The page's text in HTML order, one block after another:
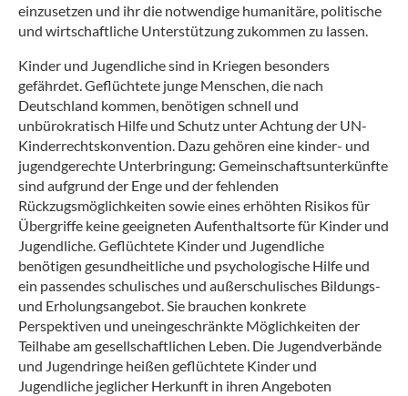
einzusetzen und ihr die notwendige humanitäre, politische
und wirtschaftliche Unterstützung zukommen zu lassen.
Kinder und Jugendliche sind in Kriegen besonders
gefährdet. Geflüchtete junge Menschen, die nach
Deutschland kommen, benötigen schnell und
unbürokratisch Hilfe und Schutz unter Achtung der UN-
Kinderrechtskonvention. Dazu gehören eine kinder- und
jugendgerechte Unterbringung: Gemeinschaftsunterkünfte
sind aufgrund der Enge und der fehlenden
Rückzugsmöglichkeiten sowie eines erhöhten Risikos für
Übergriffe keine geeigneten Aufenthaltsorte für Kinder und
Jugendliche. Geflüchtete Kinder und Jugendliche
benötigen gesundheitliche und psychologische Hilfe und
ein passendes schulisches und außerschulisches Bildungs-
und Erholungsangebot. Sie brauchen konkrete
Perspektiven und uneingeschränkte Möglichkeiten der
Teilhabe am gesellschaftlichen Leben. Die Jugendverbände
und Jugendringe heißen geflüchtete Kinder und
Jugendliche jeglicher Herkunft in ihren Angeboten